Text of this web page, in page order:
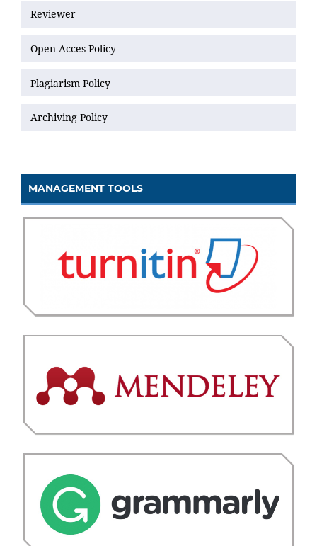
Reviewer
Open Acces Policy
Plagiarism Policy
Archiving Policy
MANAGEMENT TOOLS